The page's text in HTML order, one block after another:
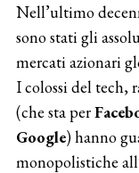
Nell’ultimo
sono stati gli
mercati azionari
I colossi del tech,
(che sta per
Google) hanno
monopolistiche